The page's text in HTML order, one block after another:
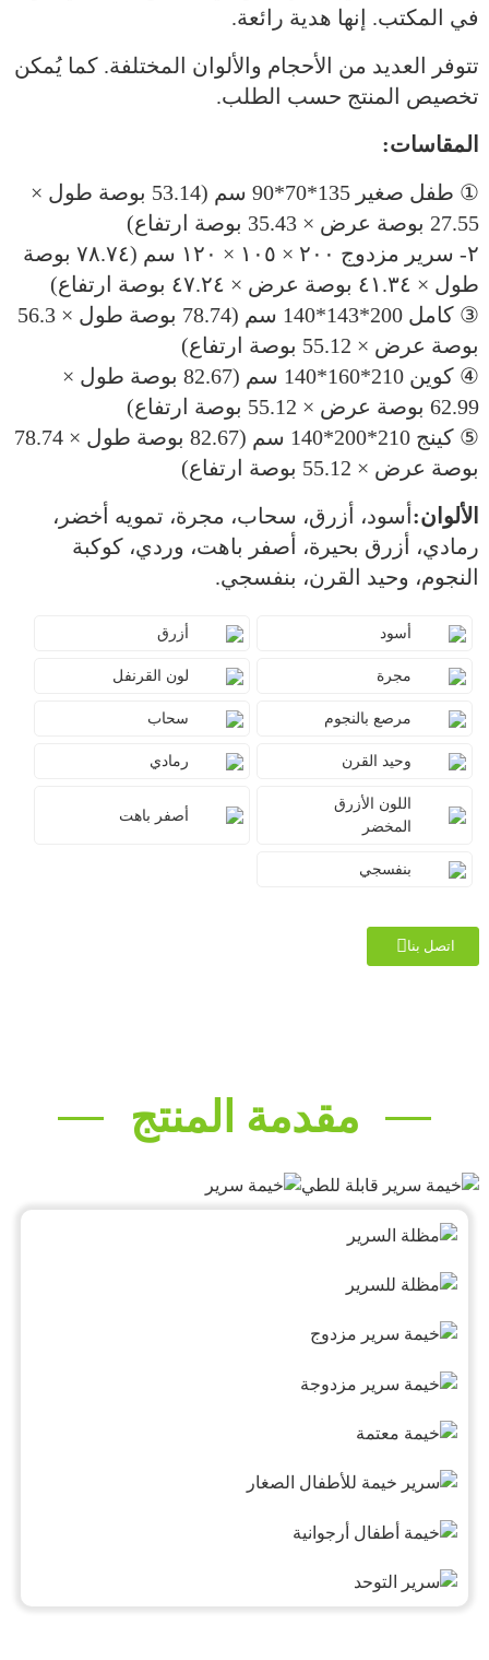
في المكتب. إنها هدية رائعة.
تتوفر العديد من الأحجام والألوان المختلفة. كما يُمكن
تخصيص المنتج حسب الطلب.
المقاسات:
① طفل صغير 135*70*90 سم (53.14 بوصة طول ×
27.55 بوصة عرض × 35.43 بوصة ارتفاع)
٢- سرير مزدوج ٢٠٠ × ١٠٥ × ١٢٠ سم (٧٨.٧٤ بوصة
طول × ٤١.٣٤ بوصة عرض × ٤٧.٢٤ بوصة ارتفاع)
③ كامل 200*143*140 سم (78.74 بوصة طول × 56.3
بوصة عرض × 55.12 بوصة ارتفاع)
④ كوين 210*160*140 سم (82.67 بوصة طول ×
62.99 بوصة عرض × 55.12 بوصة ارتفاع)
⑤ كينج 210*200*140 سم (82.67 بوصة طول × 78.74
بوصة عرض × 55.12 بوصة ارتفاع)
الألوان: أسود، أزرق، سحاب، مجرة، تمويه أخضر،
رمادي، أزرق بحيرة، أصفر باهت، وردي، كوكبة
النجوم، وحيد القرن، بنفسجي.
أسود أزرق
مجرة لون القرنفل
مرصع بالنجوم سحاب
وحيد القرن رمادي
اللون الأزرق
المخضر
أصفر باهت
بنفسجي
اتصل بنا
مقدمة المنتج